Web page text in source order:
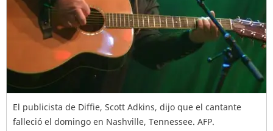
El publicista de Diffie, Scott Adkins, dijo que el cantante
falleció el domingo en Nashville, Tennessee. AFP.